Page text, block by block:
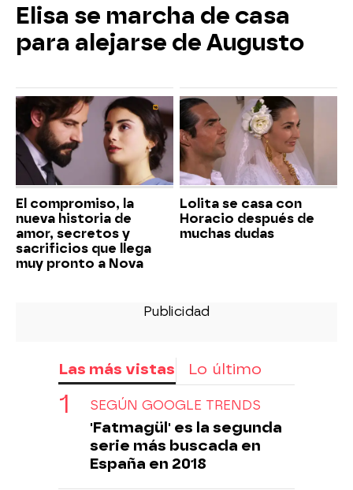
Elisa se marcha de casa
para alejarse de Augusto
El compromiso, la
nueva historia de
amor, secretos y
sacrificios que llega
muy pronto a Nova
Lolita se casa con
Horacio después de
muchas dudas
Las más vistas Lo último
SEGÚN GOOGLE TRENDS
'Fatmagül' es la segunda
serie más buscada en
España en 2018